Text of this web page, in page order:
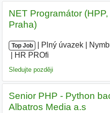
NET Programátor
Praha)
Top Job Plný úvazek
HR PROfi
Sledujte později
Senior PHP - Python
Albatros Media a.s